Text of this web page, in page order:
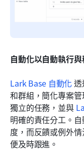
自動化以自動執行
Lark Base 自動化
和群組，簡化專案
獨立的任務，並與
明確的責任分工。
度，而反饋或例外
便及時跟進。